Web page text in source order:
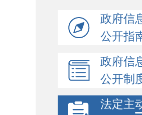
政府信
公开指
政府信
公开制
法定主